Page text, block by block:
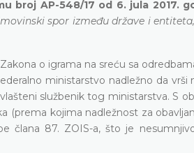
broj AP-548/17 od 6. jula 2017.
spor između države i
o igrama na sreću sa
ministarstvo nadležno da
službenik tog ministarstva. S
(prema kojima nadležnost za
člana 87. ZOIS-a, što je